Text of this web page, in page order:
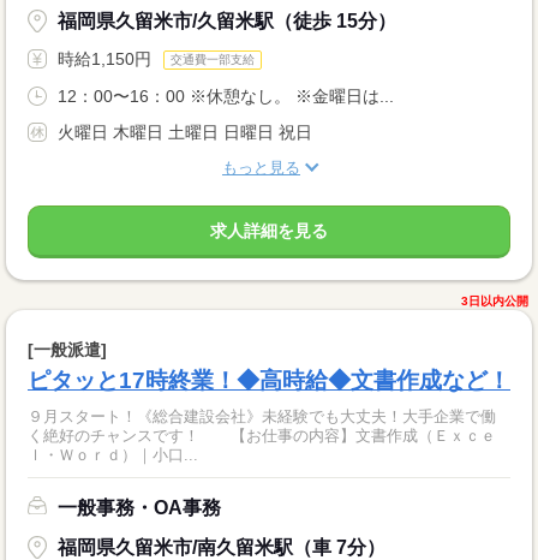
福岡県久留米市/久留米駅（徒歩 15分）
時給1,150円 交通費一部支給
12：00〜16：00 ※休憩なし。 ※金曜日は...
火曜日 木曜日 土曜日 日曜日 祝日
もっと見る
求人詳細を見る
3日以内公開
[一般派遣]
ピタッと17時終業！◆高時給◆文書作成など！
９月スタート！《総合建設会社》未経験でも大丈夫！大手企業で働
く絶好のチャンスです！ 【お仕事の内容】文書作成（Ｅｘｃｅ
ｌ・Ｗｏｒｄ）｜小口...
一般事務・OA事務
福岡県久留米市/南久留米駅（車 7分）